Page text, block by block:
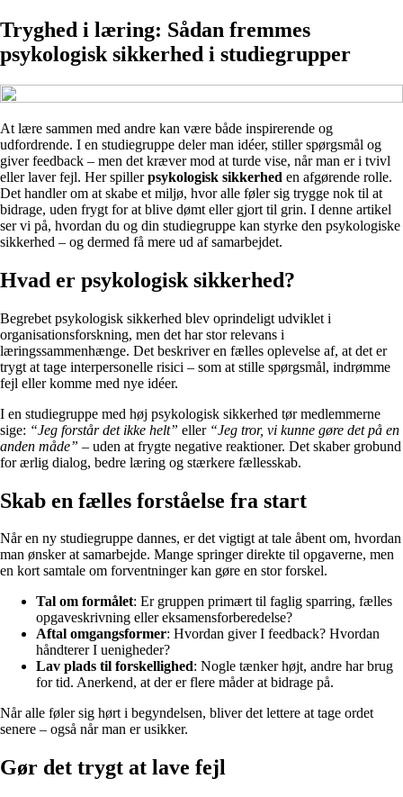
Tryghed i læring: Sådan fremmes
psykologisk sikkerhed i studiegrupper
At lære sammen med andre kan være både inspirerende og
udfordrende. I en studiegruppe deler man idéer, stiller spørgsmål og
giver feedback – men det kræver mod at turde vise, når man er i tvivl
eller laver fejl. Her spillerpsykologisk sikkerhed en afgørende rolle.
Det handler om at skabe et miljø, hvor alle føler sig trygge nok til at
bidrage, uden frygt for at blive dømt eller gjort til grin. I denne artikel
ser vi på, hvordan du og din studiegruppe kan styrke den psykologiske
sikkerhed – og dermed få mere ud af samarbejdet.
Hvad er psykologisk sikkerhed?
Begrebet psykologisk sikkerhed blev oprindeligt udviklet i
organisationsforskning, men det har stor relevans i
læringssammenhænge. Det beskriver en fælles oplevelse af, at det er
trygt at tage interpersonelle risici – som at stille spørgsmål, indrømme
fejl eller komme med nye idéer.
I en studiegruppe med høj psykologisk sikkerhed tør medlemmerne
sige: “Jeg forstår det ikke helt” eller “Jeg tror, vi kunne gøre det på en
anden måde” – uden at frygte negative reaktioner. Det skaber grobund
for ærlig dialog, bedre læring og stærkere fællesskab.
Skab en fælles forståelse fra start
Når en ny studiegruppe dannes, er det vigtigt at tale åbent om, hvordan
man ønsker at samarbejde. Mange springer direkte til opgaverne, men
en kort samtale om forventninger kan gøre en stor forskel.
Tal om formålet: Er gruppen primært til faglig sparring, fælles
opgaveskrivning eller eksamensforberedelse?
Aftal omgangsformer: Hvordan giver I feedback? Hvordan
håndterer I uenigheder?
Lav plads til forskellighed: Nogle tænker højt, andre har brug
for tid. Anerkend, at der er flere måder at bidrage på.
Når alle føler sig hørt i begyndelsen, bliver det lettere at tage ordet
senere – også når man er usikker.
Gør det trygt at lave fejl